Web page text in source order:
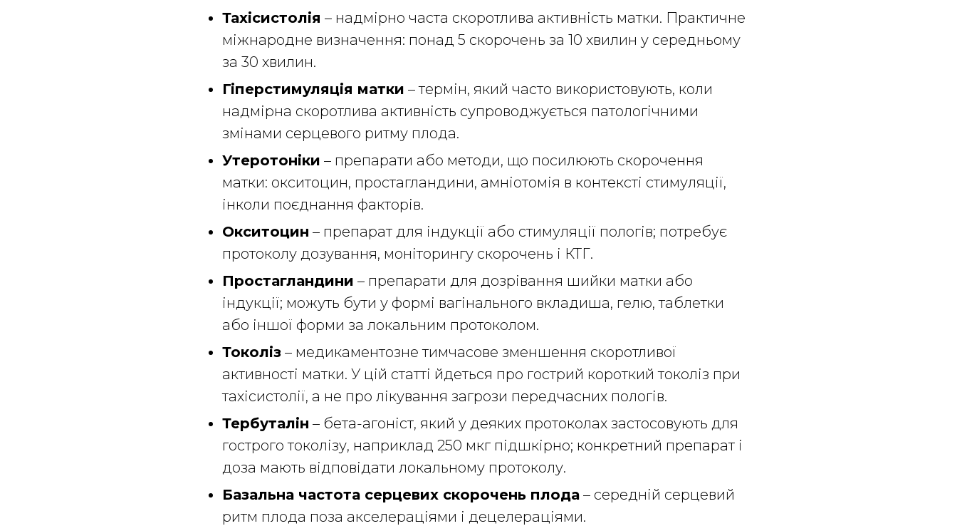
Тахісистолія – надмірно часта скоротлива активність матки. Практичне
міжнародне визначення: понад 5 скорочень за 10 хвилин у середньому
за 30 хвилин.
Гіперстимуляція матки – термін, який часто використовують, коли
надмірна скоротлива активність супроводжується патологічними
змінами серцевого ритму плода.
Утеротоніки – препарати або методи, що посилюють скорочення
матки: окситоцин, простагландини, амніотомія в контексті стимуляції,
інколи поєднання факторів.
Окситоцин – препарат для індукції або стимуляції пологів; потребує
протоколу дозування, моніторингу скорочень і КТГ.
Простагландини – препарати для дозрівання шийки матки або
індукції; можуть бути у формі вагінального вкладиша, гелю, таблетки
або іншої форми за локальним протоколом.
Токоліз – медикаментозне тимчасове зменшення скоротливої
активності матки. У цій статті йдеться про гострий короткий токоліз при
тахісистолії, а не про лікування загрози передчасних пологів.
Тербуталін – бета-агоніст, який у деяких протоколах застосовують для
гострого токолізу, наприклад 250 мкг підшкірно; конкретний препарат і
доза мають відповідати локальному протоколу.
Базальна частота серцевих скорочень плода – середній серцевий
ритм плода поза акселераціями і децелераціями.